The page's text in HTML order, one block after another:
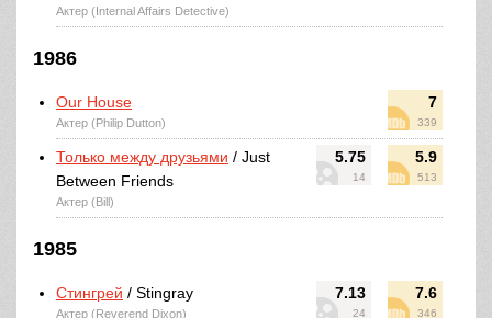
Актер (Internal Affairs Detective)
1986
7
339
Our House
Актер (Philip Dutton)
5.75
14
5.9
513
Только между друзьями / Just
Between Friends
Актер (Bill)
1985
7.13
24
7.6
346
Стингрей / Stingray
Актер (Reverend Dixon)